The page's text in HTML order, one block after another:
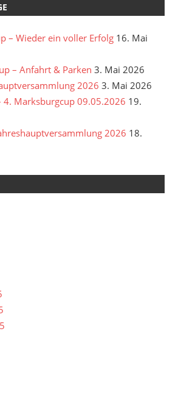
– Wieder ein voller Erfolg 16. Mai
– Anfahrt & Parken 3. Mai 2026
2026 3. Mai 2026
4. Marksburgcup 09.05.2026 19.
2026 18.